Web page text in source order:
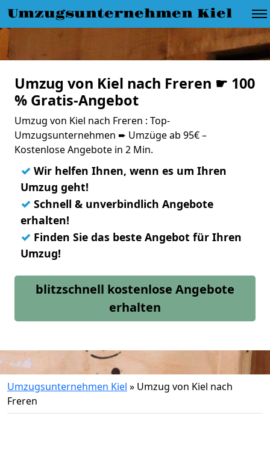
Umzugsunternehmen Kiel
Umzug von Kiel nach Freren ☛ 100
% Gratis-Angebot
Umzug von Kiel nach Freren : Top-
Umzugsunternehmen ➨ Umzüge ab 95€ –
Kostenlose Angebote in 2 Min.
✓ Wir helfen Ihnen, wenn es um Ihren
Umzug geht!
✓ Schnell & unverbindlich Angebote
erhalten!
✓ Finden Sie das beste Angebot für Ihren
Umzug!
blitzschnell kostenlose Angebote
erhalten
Umzugsunternehmen Kiel » Umzug von Kiel nach
Freren